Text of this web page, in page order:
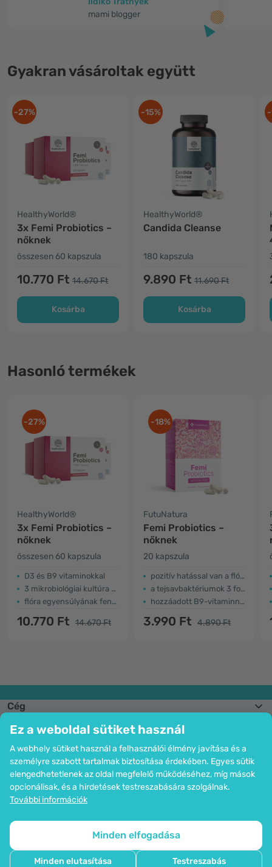
Ez a weboldal sütiket használ
A webhely sütiket használ a felhasználói élmény javítása és a
személyre szabott tartalmak biztosítása érdekében. Egyes sütik
elengedhetetlenek az oldal megfelelő működéséhez, míg mások
opcionálisak, és a hirdetések testreszabására szolgálnak.
További információk
Minden elfogadása
Minden elutasítása Testreszabás
mami blogger
Gyakran vásároltak együtt
-27%
HealthyWorld®
3x Femi Probiotics –
nőknek
összesen 60 kapszula
10.770 Ft 14.670 Ft
Kosárba
-15%
HealthyWorld®
Candida Cleanse
180 kapszula
9.890 Ft 11.690 Ft
Kosárba
Hasonló termékek
-27%
HealthyWorld®
3x Femi Probiotics –
nőknek
összesen 60 kapszula
D3 és B9 vitaminokkal
3 mikrobiológiai kultúra kolónia
flóra egyensúlyának fenntartása
10.770 Ft 14.670 Ft
-18%
FutuNatura
Femi Probiotics –
nőknek
20 kapszula
pozitív hatással van a flórára
a tejsavbaktériumok 3 formája
hozzáadott B9-vitaminnal – folsavval
3.990 Ft 4.890 Ft
Cég
Csatlakozzon hozzánk
Segítség és megrendelések
Bankkártyás fizetési lehetőség. A személyes adatok garantált védelme
SSL titkosítással.
Az oldal térképe